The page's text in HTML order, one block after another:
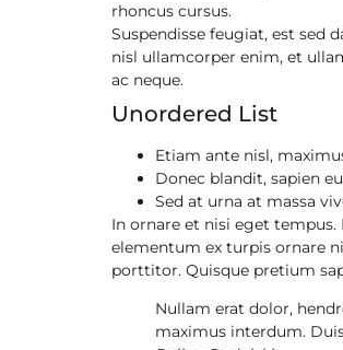
rhoncus cursus.
Suspendisse feugiat, est sed
nisl ullamcorper enim, et
ac neque.
Unordered List
Etiam ante nisl,
Donec blandit, sapien
Sed at urna at massa
In ornare et nisi eget
elementum ex turpis ornare
porttitor. Quisque pretium
Nullam erat dolor,
maximus interdum.